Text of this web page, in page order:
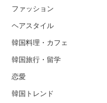
ファッション
ヘアスタイル
韓国料理・カフェ
韓国旅行・留学
恋愛
韓国トレンド